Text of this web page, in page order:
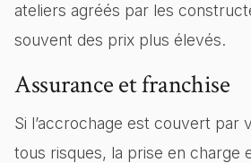
ateliers agréés par les
souvent des prix plus élevés.
Assurance et franchise
Si l’accrochage est couvert par
tous risques, la prise en charge